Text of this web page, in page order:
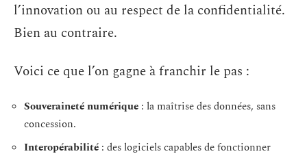
l’innovation ou au respect de la confidentialité.
Bien au contraire.
Voici ce que l’on gagne à franchir le pas :
Souveraineté numérique : la maîtrise des données, sans
concession.
Interopérabilité : des logiciels capables de fonctionner